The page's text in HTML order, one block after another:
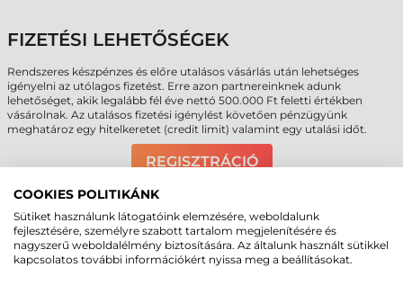
FIZETÉSI LEHETŐSÉGEK
Rendszeres készpénzes és előre utalásos vásárlás után lehetséges
igényelni az utólagos fizetést. Erre azon partnereinknek adunk
lehetőséget, akik legalább fél éve nettó 500.000 Ft feletti értékben
vásárolnak. Az utalásos fizetési igénylést követően pénzügyünk
meghatároz egy hitelkeretet (credit limit) valamint egy utalási időt.
REGISZTRÁCIÓ
COOKIES POLITIKÁNK
Sütiket használunk látogatóink elemzésére, weboldalunk
fejlesztésére, személyre szabott tartalom megjelenítésére és
nagyszerű weboldalélmény biztosítására. Az általunk használt sütikkel
kapcsolatos további információkért nyissa meg a beállításokat.